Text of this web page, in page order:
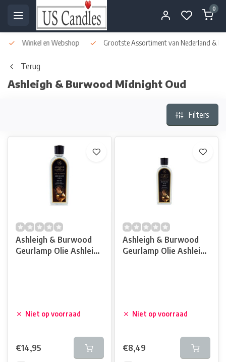
0
Winkel en Webshop Grootste Assortiment van Nederland &
Terug
Ashleigh & Burwood Midnight Oud
Filters
Ashleigh & Burwood
Geurlamp Olie Ashleigh
Niet op voorraad
€14,95
Ashleigh & Burwood
Geurlamp Olie Ashleigh
Niet op voorraad
€8,49